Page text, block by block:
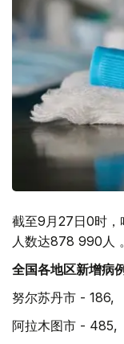
截至9月27日0时，
人数达878 990人 。
全国各地区新增病
努尔苏丹市 - 186,
阿拉木图市 - 485,